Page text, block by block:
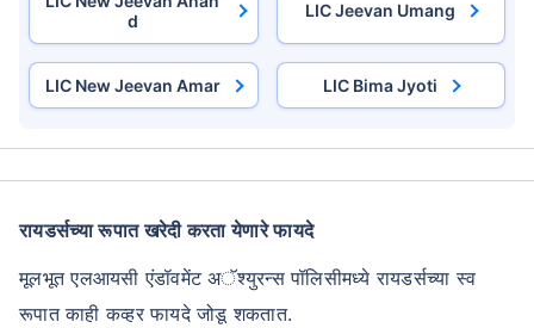
d
LIC Jeevan Umang
LIC New Jeevan Amar LIC Bima Jyoti
रायडर्सच्या रूपात खरेदी करता येणारे फायदे
मूलभूत एलआयसी एंडॉवमेंट अॅश्युरन्स पॉलिसीमध्ये रायडर्सच्या स्व
रूपात काही कव्हर फायदे जोडू शकतात.
अजून जाऊ नका!
आजच LIC गुंतवणूक योजना खरेदी करा आणि
15 %+
पर्यंत परतावा मिळवा